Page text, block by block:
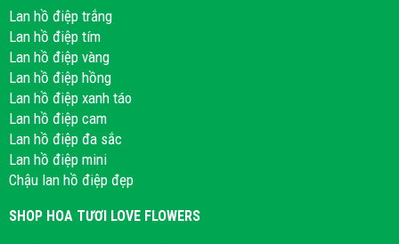
Lan hồ điệp trắng
Lan hồ điệp tím
Lan hồ điệp vàng
Lan hồ điệp hồng
Lan hồ điệp xanh táo
Lan hồ điệp cam
Lan hồ điệp đa sắc
Lan hồ điệp mini
Chậu lan hồ điệp đẹp
SHOP HOA TƯƠI LOVE FLOWERS